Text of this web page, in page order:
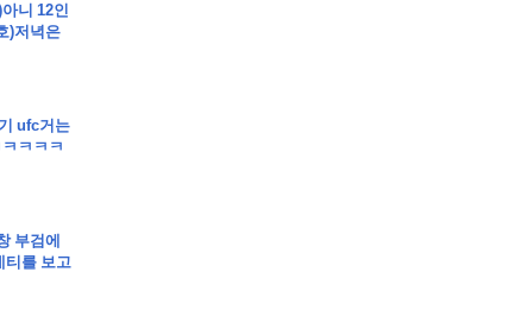
니 12인
)저녁은
ufc거는
ㅋㅋㅋ
부검에
티를 보고